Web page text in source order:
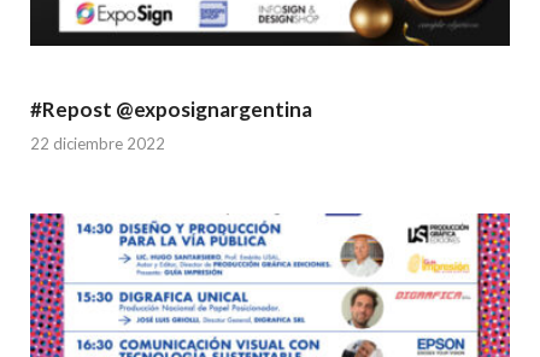
#Repost @exposignargentina
22 diciembre 2022